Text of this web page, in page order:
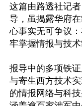
这篇由路透社记
导，虽揭露华府
心事实无可争议
牢掌握情报与技术
报导中的多项铁
与寄生西方技术
的情报网络与科